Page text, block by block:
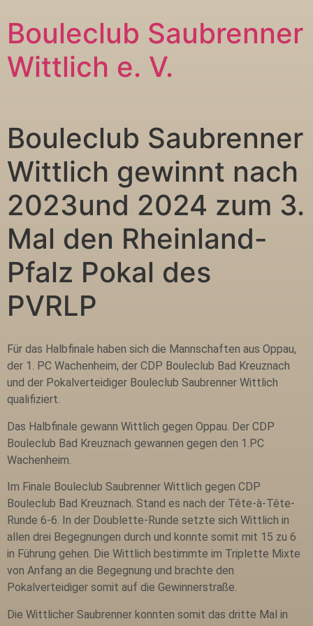
Bouleclub Saubrenner
Wittlich e. V.
Bouleclub Saubrenner
Wittlich gewinnt nach
2023und 2024 zum 3.
Mal den Rheinland-
Pfalz Pokal des
PVRLP
Für das Halbfinale haben sich die Mannschaften aus Oppau,
der 1. PC Wachenheim, der CDP Bouleclub Bad Kreuznach
und der Pokalverteidiger Bouleclub Saubrenner Wittlich
qualifiziert.
Das Halbfinale gewann Wittlich gegen Oppau. Der CDP
Bouleclub Bad Kreuznach gewannen gegen den 1.PC
Wachenheim.
Im Finale Bouleclub Saubrenner Wittlich gegen CDP
Bouleclub Bad Kreuznach. Stand es nach der Tête-à-Tête-
Runde 6-6. In der Doublette-Runde setzte sich Wittlich in
allen drei Begegnungen durch und konnte somit mit 15 zu 6
in Führung gehen. Die Wittlich bestimmte im Triplette Mixte
von Anfang an die Begegnung und brachte den
Pokalverteidiger somit auf die Gewinnerstraße.
Die Wittlicher Saubrenner konnten somit das dritte Mal in